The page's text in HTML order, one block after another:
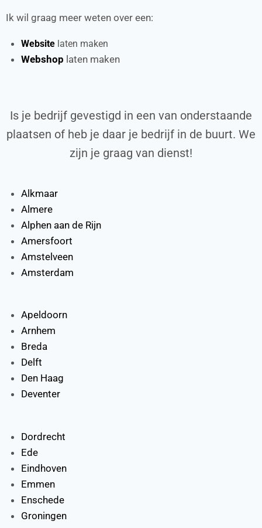
Ik wil graag meer weten over een:
Websitelaten maken
Webshop laten maken
Is je bedrijf gevestigd in een van onderstaande
plaatsen of heb je daar je bedrijf in de buurt. We
zijn je graag van dienst!
Alkmaar
Almere
Alphen aan de Rijn
Amersfoort
Amstelveen
Amsterdam
Apeldoorn
Arnhem
Breda
Delft
Den Haag
Deventer
Dordrecht
Ede
Eindhoven
Emmen
Enschede
Groningen